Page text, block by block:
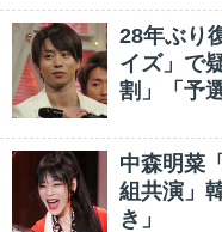
28年ぶり
イズ」で
割」「予
中森明菜
組共演」
き」